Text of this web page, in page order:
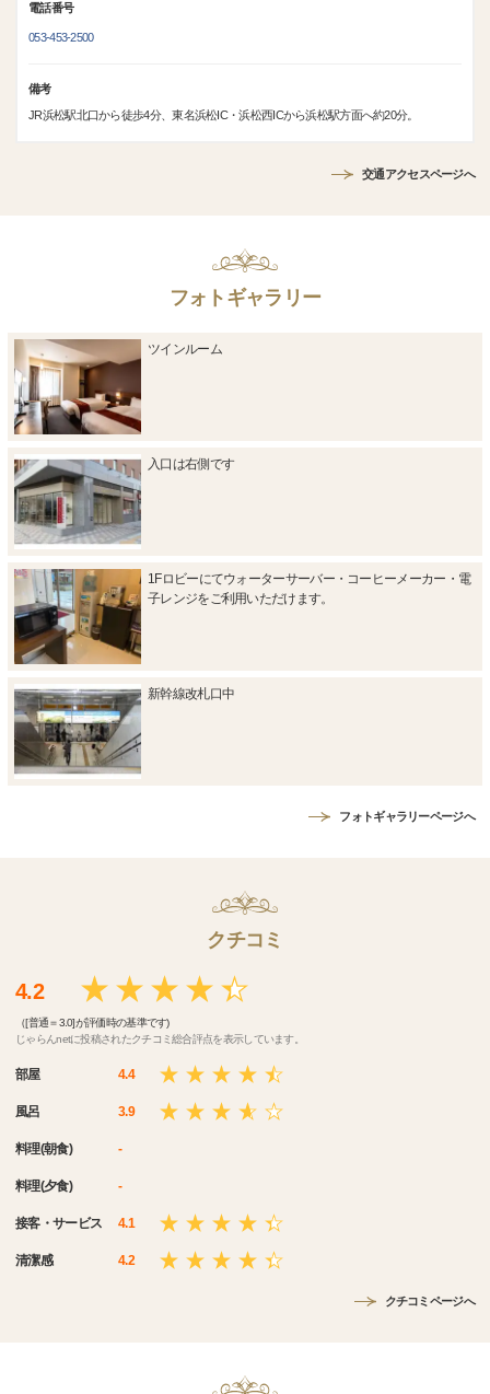
電話番号
053-453-2500
備考
JR浜松駅北口から徒歩4分、東名浜松IC・浜松西ICから浜松駅方面へ約20分。
交通アクセスページへ
フォトギャラリー
ツインルーム
入口は右側です
1Fロビーにてウォーターサーバー・コーヒーメーカー・電
子レンジをご利用いただけます。
新幹線改札口中
フォトギャラリーページへ
クチコミ
4.2
（[普通＝3.0]が評価時の基準です)
じゃらんnetに投稿されたクチコミ総合評点を表示しています。
部屋 4.4
風呂 3.9
料理(朝食) -
料理(夕食) -
接客・サービス 4.1
清潔感 4.2
クチコミページへ